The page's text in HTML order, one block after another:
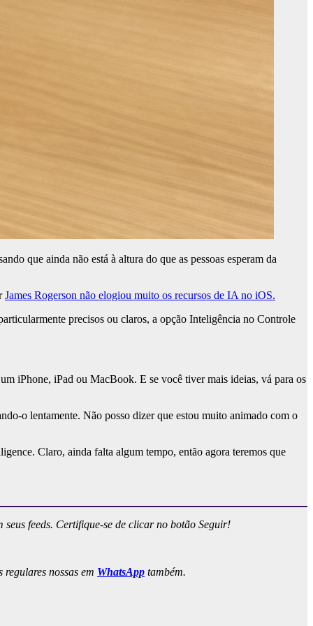
que ainda não está à altura do que as pessoas esperam da
James Rogerson não elogiou muito os recursos de IA no iOS.
precisos ou claros, a opção Inteligência no Controle
iPhone, iPad ou MacBook. E se você tiver mais ideias, vá para os
o lentamente. Não posso dizer que estou muito animado com o
Claro, ainda falta algum tempo, então agora teremos que
feeds. Certifique-se de clicar no botão Seguir!
nossas em WhatsApp também.